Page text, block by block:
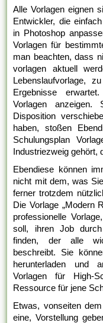
Alle Vorlagen eignen
Entwickler, die
in Photoshop
Vorlagen für
man beachten, dass
vorlagen aktuell
Lebenslaufvorlage,
Ergebnisse
Vorlagen
Disposition
haben, stoßen
Schulungsplan
Industriezweig gehört,
Ebendiese können
nicht mit dem, was
ferner trotzdem
Die Vorlage „Modern
professionelle
soll, ihren Job
finden, der alle
beschreibt. Sie
herunterladen und
Vorlagen für High-
Ressource für jene
Etwas, vonseiten
eine, Vorstellung